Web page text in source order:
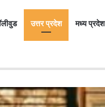
उत्तर प्रदेश मध्य प्रदेश